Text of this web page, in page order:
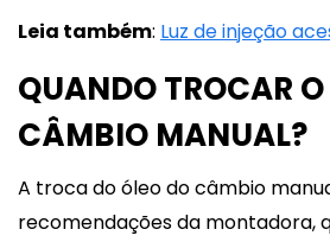
Leia também: Luz de injeção
QUANDO TROCAR O
CÂMBIO MANUAL?
A troca do óleo do câmbio
recomendações da montadora,